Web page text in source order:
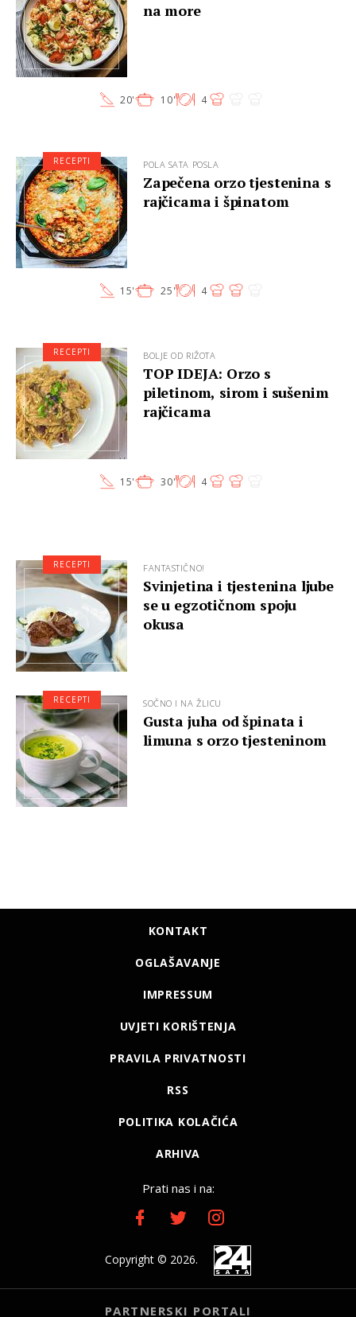
na more
20' 10' 4
POLA SATA POSLA
Zapečena orzo tjestenina s
rajčicama i špinatom
15' 25' 4
RECEPTI
BOLJE OD RIŽOTA
TOP IDEJA: Orzo s
piletinom, sirom i sušenim
rajčicama
15' 30' 4
RECEPTI
FANTASTIČNO!
Svinjetina i tjestenina ljube
se u egzotičnom spoju
okusa
RECEPTI
SOČNO I NA ŽLICU
Gusta juha od špinata i
limuna s orzo tjesteninom
RECEPTI
KONTAKT
OGLAŠAVANJE
IMPRESSUM
UVJETI KORIŠTENJA
PRAVILA PRIVATNOSTI
RSS
POLITIKA KOLAČIĆA
ARHIVA
Prati nas i na:
Copyright © 2026.
PARTNERSKI PORTALI